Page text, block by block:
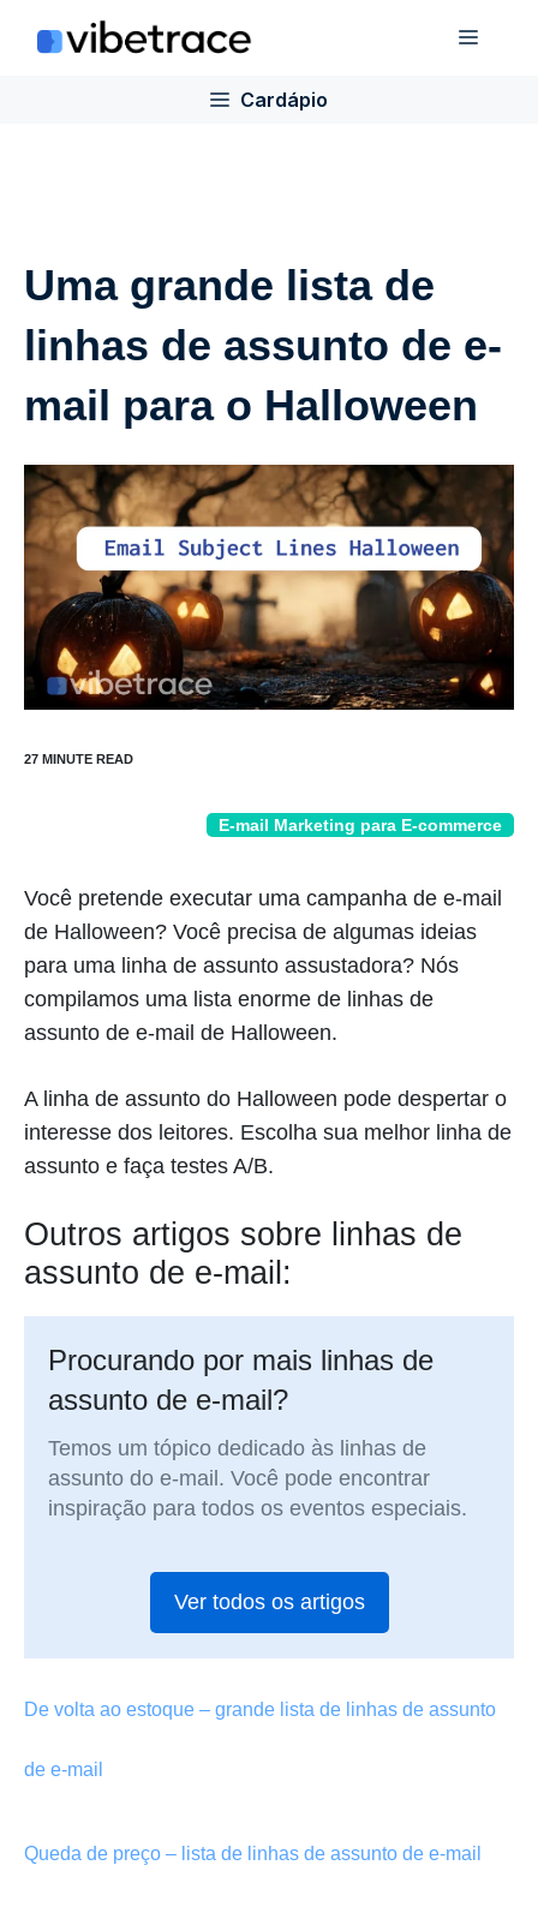
para
Cardápio
Uma grande lista de
linhas de assunto de e-
mail para o Halloween
E-mail Marketing para E-commerce
Você pretende executar uma campanha de e-mail
de Halloween? Você precisa de algumas ideias
para uma linha de assunto assustadora? Nós
compilamos uma lista enorme de linhas de
assunto de e-mail de Halloween.
A linha de assunto do Halloween pode despertar o
interesse dos leitores. Escolha sua melhor linha de
assunto e faça testes A/B.
Outros artigos sobre linhas de
assunto de e-mail:
Procurando por mais linhas de
assunto de e-mail?
Temos um tópico dedicado às linhas de
assunto do e-mail. Você pode encontrar
inspiração para todos os eventos especiais.
Ver todos os artigos
De volta ao estoque – grande lista de linhas de assunto
de e-mail
Queda de preço – lista de linhas de assunto de e-mail